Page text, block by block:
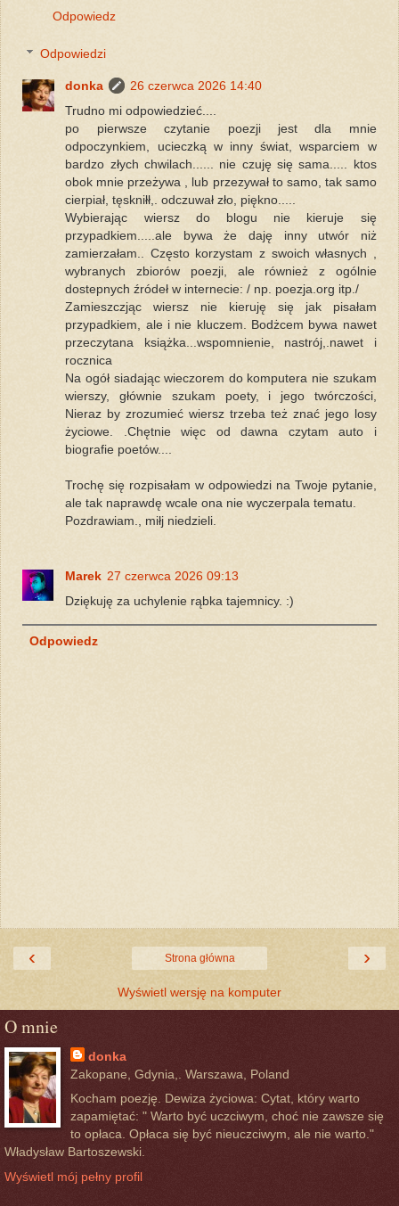
Odpowiedz
Odpowiedzi
donka
26 czerwca 2026 14:40
Trudno mi odpowiedzieć....
po pierwsze czytanie poezji jest dla mnie
odpoczynkiem, ucieczką w inny świat, wsparciem w
bardzo złych chwilach...... nie czuję się sama..... ktos
obok mnie przeżywa , lub przezywał to samo, tak samo
cierpiał, tęskniłł,. odczuwał zło, piękno.....
Wybierając wiersz do blogu nie kieruje się
przypadkiem.....ale bywa że daję inny utwór niż
zamierzałam.. Często korzystam z swoich własnych ,
wybranych zbiorów poezji, ale również z ogólnie
dostepnych źródeł w internecie: / np. poezja.org itp./
Zamieszczjąc wiersz nie kieruję się jak pisałam
przypadkiem, ale i nie kluczem. Bodżcem bywa nawet
przeczytana książka...wspomnienie, nastrój,.nawet i
rocznica
Na ogół siadając wieczorem do komputera nie szukam
wierszy, głównie szukam poety, i jego twórczości,
Nieraz by zrozumieć wiersz trzeba też znać jego losy
życiowe. .Chętnie więc od dawna czytam auto i
biografie poetów....
Trochę się rozpisałam w odpowiedzi na Twoje pytanie,
ale tak naprawdę wcale ona nie wyczerpala tematu.
Pozdrawiam., miłj niedzieli.
Marek 27 czerwca 2026 09:13
Dziękuję za uchylenie rąbka tajemnicy. :)
Odpowiedz
‹ ›
Strona główna
Wyświetl wersję na komputer
O mnie
donka
Zakopane, Gdynia,. Warszawa, Poland
Kocham poezję. Dewiza życiowa: Cytat, który warto
zapamiętać: " Warto być uczciwym, choć nie zawsze się
to opłaca. Opłaca się być nieuczciwym, ale nie warto."
Władysław Bartoszewski.
Wyświetl mój pełny profil